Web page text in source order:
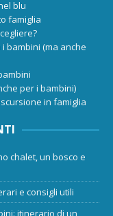
blu
famiglia
bambini (ma anche
per i bambini)
in famiglia
chalet, un bosco e
e consigli utili
itinerario di un